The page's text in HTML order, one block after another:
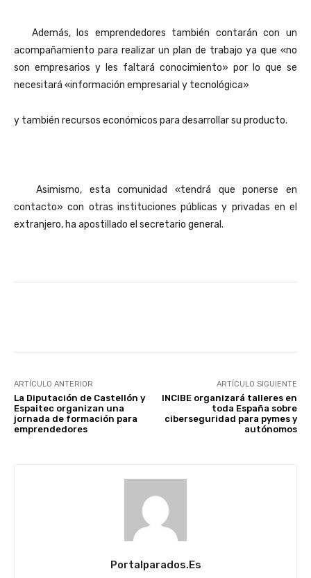
Además, los emprendedores también contarán con un
acompañamiento para realizar un plan de trabajo ya que «no
son empresarios y les faltará conocimiento» por lo que se
necesitará «información empresarial y tecnológica»
y también recursos económicos para desarrollar su producto.
Asimismo, esta comunidad «tendrá que ponerse en
contacto» con otras instituciones públicas y privadas en el
extranjero, ha apostillado el secretario general.
ARTÍCULO ANTERIOR
La Diputación de Castellón y
Espaitec organizan una
jornada de formación para
emprendedores
ARTÍCULO SIGUIENTE
INCIBE organizará talleres en
toda España sobre
ciberseguridad para pymes y
autónomos
Portalparados.es